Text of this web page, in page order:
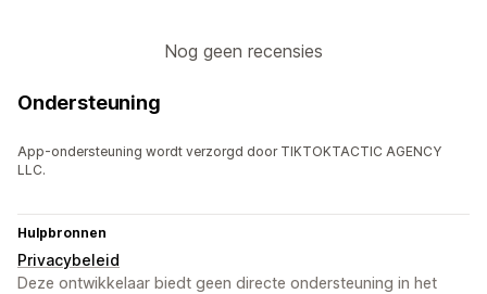
Nog geen recensies
Ondersteuning
App-ondersteuning wordt verzorgd door TIKTOKTACTIC AGENCY
LLC.
Hulpbronnen
Privacybeleid
Deze ontwikkelaar biedt geen directe ondersteuning in het